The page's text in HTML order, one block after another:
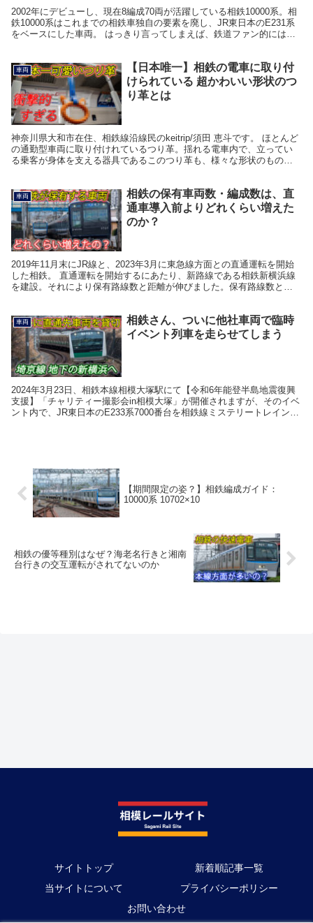
2002年にデビューし、現在8編成70両が活躍している相鉄10000系。相
鉄10000系はこれまでの相鉄車独自の要素を廃し、JR東日本のE231系
をベースにした車両。 はっきり言ってしまえば、鉄道ファン的には、
車両
【日本唯一】相鉄の電車に取り付
けられている 超かわいい形状のつ
り革とは
神奈川県大和市在住、相鉄線沿線民のkeitrip/須田 恵斗です。 ほとんど
の通勤型車両に取り付けれているつり革。揺れる電車内で、立ってい
る乗客が身体を支える器具であるこのつり革も、様々な形状のものが
車両
相鉄の保有車両数・編成数は、直
通車導入前よりどれくらい増えた
のか？
2019年11月末にJR線と、2023年3月に東急線方面との直通運転を開始
した相鉄。 直通運転を開始するにあたり、新路線である相鉄新横浜線
を建設。それにより保有路線数と距離が伸びました。保有路線数と距
車両
相鉄さん、ついに他社車両で臨時
イベント列車を走らせてしまう
2024年3月23日、相鉄本線相模大塚駅にて【令和6年能登半島地震復興
支援】「チャリティー撮影会in相模大塚」が開催されますが、そのイベ
ント内で、JR東日本のE233系7000番台を相鉄線ミステリートレインに
【期間限定の姿？】相鉄編成ガイド：
10000系 10702×10
相鉄の優等種別はなぜ？海老名行きと湘南
台行きの交互運転がされてないのか
サイトトップ
新着順記事一覧
当サイトについて
プライバシーポリシー
お問い合わせ